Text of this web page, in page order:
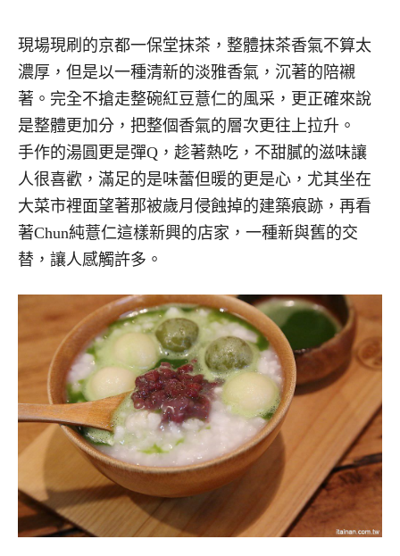
現場現刷的京都一保堂抹茶，整體抹茶香氣不算太
濃厚，但是以一種清新的淡雅香氣，沉著的陪襯
著。完全不搶走整碗紅豆薏仁的風采，更正確來說
是整體更加分，把整個香氣的層次更往上拉升。
手作的湯圓更是彈Q，趁著熱吃，不甜膩的滋味讓
人很喜歡，滿足的是味蕾但暖的更是心，尤其坐在
大菜市裡面望著那被歲月侵蝕掉的建築痕跡，再看
著Chun純薏仁這樣新興的店家，一種新與舊的交
替，讓人感觸許多。